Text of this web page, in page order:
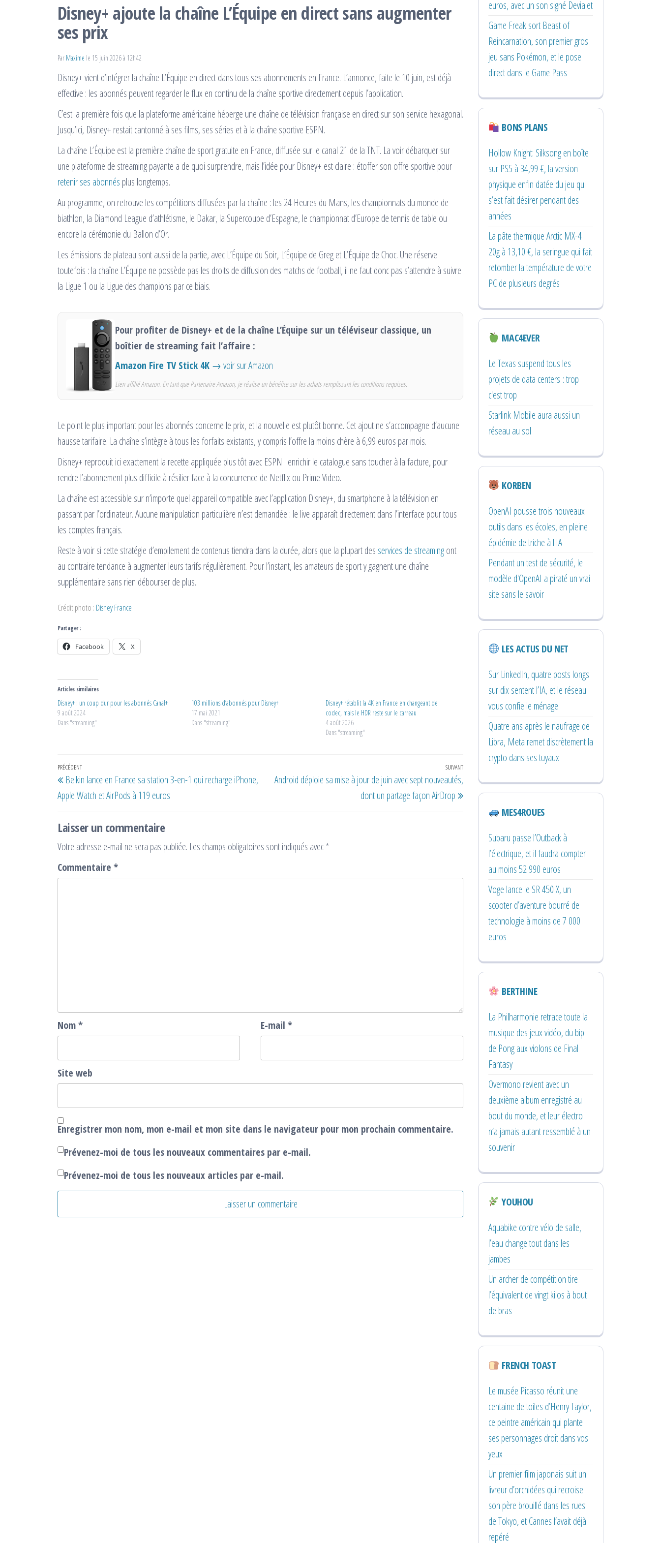
Disney+ ajoute la chaîne L’Équipe en direct sans augmenter
ses prix
Par Maxime le 15 juin 2026 à 12h42
Disney+ vient d’intégrer la chaîne L’Équipe en direct dans tous ses abonnements en France. L’annonce, faite le 10 juin, est déjà
effective : les abonnés peuvent regarder le flux en continu de la chaîne sportive directement depuis l’application.
C’est la première fois que la plateforme américaine héberge une chaîne de télévision française en direct sur son service hexagonal.
Jusqu’ici, Disney+ restait cantonné à ses films, ses séries et à la chaîne sportive ESPN.
La chaîne L’Équipe est la première chaîne de sport gratuite en France, diffusée sur le canal 21 de la TNT. La voir débarquer sur
une plateforme de streaming payante a de quoi surprendre, mais l’idée pour Disney+ est claire : étoffer son offre sportive pour
retenir ses abonnés plus longtemps.
Au programme, on retrouve les compétitions diffusées par la chaîne : les 24 Heures du Mans, les championnats du monde de
biathlon, la Diamond League d’athlétisme, le Dakar, la Supercoupe d’Espagne, le championnat d’Europe de tennis de table ou
encore la cérémonie du Ballon d’Or.
Les émissions de plateau sont aussi de la partie, avec L’Équipe du Soir, L’Équipe de Greg et L’Équipe de Choc. Une réserve
toutefois : la chaîne L’Équipe ne possède pas les droits de diffusion des matchs de football, il ne faut donc pas s’attendre à suivre
la Ligue 1 ou la Ligue des champions par ce biais.
Pour profiter de Disney+ et de la chaîne L’Équipe sur un téléviseur classique, un
boîtier de streaming fait l’affaire :
Amazon Fire TV Stick 4K → voir sur Amazon
Lien affilié Amazon. En tant que Partenaire Amazon, je réalise un bénéfice sur les achats remplissant les conditions requises.
Le point le plus important pour les abonnés concerne le prix, et la nouvelle est plutôt bonne. Cet ajout ne s’accompagne d’aucune
hausse tarifaire. La chaîne s’intègre à tous les forfaits existants, y compris l’offre la moins chère à 6,99 euros par mois.
Disney+ reproduit ici exactement la recette appliquée plus tôt avec ESPN : enrichir le catalogue sans toucher à la facture, pour
rendre l’abonnement plus difficile à résilier face à la concurrence de Netflix ou Prime Video.
La chaîne est accessible sur n’importe quel appareil compatible avec l’application Disney+, du smartphone à la télévision en
passant par l’ordinateur. Aucune manipulation particulière n’est demandée : le live apparaît directement dans l’interface pour tous
les comptes français.
Reste à voir si cette stratégie d’empilement de contenus tiendra dans la durée, alors que la plupart des services de streamingont
au contraire tendance à augmenter leurs tarifs régulièrement. Pour l’instant, les amateurs de sport y gagnent une chaîne
supplémentaire sans rien débourser de plus.
Crédit photo : Disney France
Partager :
Facebook X
Articles similaires
Disney+ : un coup dur pour les abonnés Canal+
9 août 2024
Dans "streaming"
103 millions d’abonnés pour Disney+
17 mai 2021
Dans "streaming"
Disney+ rétablit la 4K en France en changeant de
codec, mais le HDR reste sur le carreau
4 août 2026
Dans "streaming"
Navigation
de
l’article
Article
précédent
PRÉCÉDENT
Belkin lance en France sa station 3-en-1 qui recharge iPhone,
Apple Watch et AirPods à 119 euros
Article
suivant
SUIVANT
Android déploie sa mise à jour de juin avec sept nouveautés,
dont un partage façon AirDrop
Laisser un commentaire
Votre adresse e-mail ne sera pas publiée. Les champs obligatoires sont indiqués avec*
Commentaire *
Nom* E-mail *
Site web
Enregistrer mon nom, mon e-mail et mon site dans le navigateur pour mon prochain commentaire.
Prévenez-moi de tous les nouveaux commentaires par e-mail.
Prévenez-moi de tous les nouveaux articles par e-mail.
euros, avec un son signé Devialet
Game Freak sort Beast of
Reincarnation, son premier gros
jeu sans Pokémon, et le pose
direct dans le Game Pass
BONS PLANS
Hollow Knight: Silksong en boîte
sur PS5 à 34,99 €, la version
physique enfin datée du jeu qui
s’est fait désirer pendant des
années
La pâte thermique Arctic MX-4
20g à 13,10 €, la seringue qui fait
retomber la température de votre
PC de plusieurs degrés
MAC4EVER
Le Texas suspend tous les
projets de data centers : trop
c'est trop
Starlink Mobile aura aussi un
réseau au sol
KORBEN
OpenAI pousse trois nouveaux
outils dans les écoles, en pleine
épidémie de triche à l'IA
Pendant un test de sécurité, le
modèle d'OpenAI a piraté un vrai
site sans le savoir
LES ACTUS DU NET
Sur LinkedIn, quatre posts longs
sur dix sentent l’IA, et le réseau
vous confie le ménage
Quatre ans après le naufrage de
Libra, Meta remet discrètement la
crypto dans ses tuyaux
MES4ROUES
Subaru passe l’Outback à
l’électrique, et il faudra compter
au moins 52 990 euros
Voge lance le SR 450 X, un
scooter d’aventure bourré de
technologie à moins de 7 000
euros
BERTHINE
La Philharmonie retrace toute la
musique des jeux vidéo, du bip
de Pong aux violons de Final
Fantasy
Overmono revient avec un
deuxième album enregistré au
bout du monde, et leur électro
n’a jamais autant ressemblé à un
souvenir
YOUHOU
Aquabike contre vélo de salle,
l’eau change tout dans les
jambes
Un archer de compétition tire
l’équivalent de vingt kilos à bout
de bras
FRENCH TOAST
Le musée Picasso réunit une
centaine de toiles d’Henry Taylor,
ce peintre américain qui plante
ses personnages droit dans vos
yeux
Un premier film japonais suit un
livreur d’orchidées qui recroise
son père brouillé dans les rues
de Tokyo, et Cannes l’avait déjà
repéré